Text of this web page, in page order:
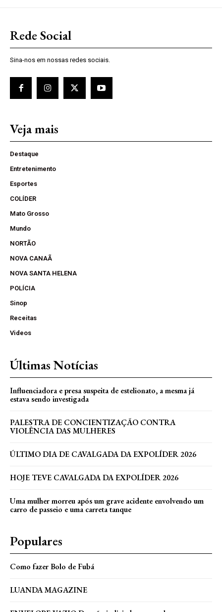
Rede Social
Sina-nos em nossas redes sociais.
Veja mais
Destaque
Entretenimento
Esportes
COLÍDER
Mato Grosso
Mundo
NORTÃO
NOVA CANAÃ
NOVA SANTA HELENA
POLÍCIA
Sinop
Receitas
Videos
Últimas Notícias
Influenciadora e presa suspeita de estelionato, a mesma já
estava sendo investigada
PALESTRA DE CONCIENTIZAÇÃO CONTRA
VIOLÊNCIA DAS MULHERES
ÚLTIMO DIA DE CAVALGADA DA EXPOLÍDER 2026
HOJE TEVE CAVALGADA DA EXPOLÍDER 2026
Uma mulher morreu após um grave acidente envolvendo um
carro de passeio e uma carreta tanque
Populares
Como fazer Bolo de Fubá
LUANDA MAGAZINE